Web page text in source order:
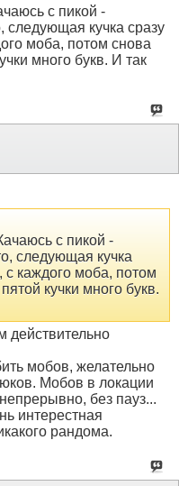
с пикой -
следующая кучка сразу
моба, потом снова
много букв. И так
с пикой -
следующая кучка
с каждого моба, потом
кучки много букв.
действительно
мобов, желательно
Мобов в локации
без пауз...
интерестная
рандома.